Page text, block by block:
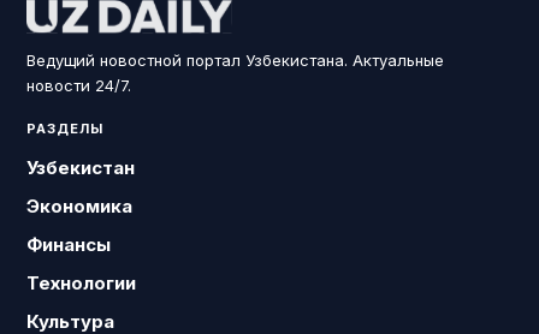
Ведущий новостной портал Узбекистана. Актуальные
новости 24/7.
РАЗДЕЛЫ
Узбекистан
Экономика
Финансы
Технологии
Культура